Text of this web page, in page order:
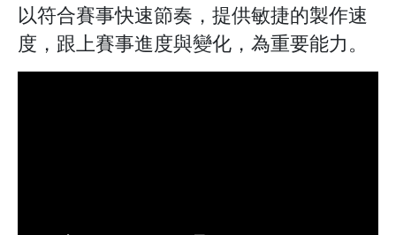
以符合賽事快速節奏，提供敏捷的製作速
度，跟上賽事進度與變化，為重要能力。